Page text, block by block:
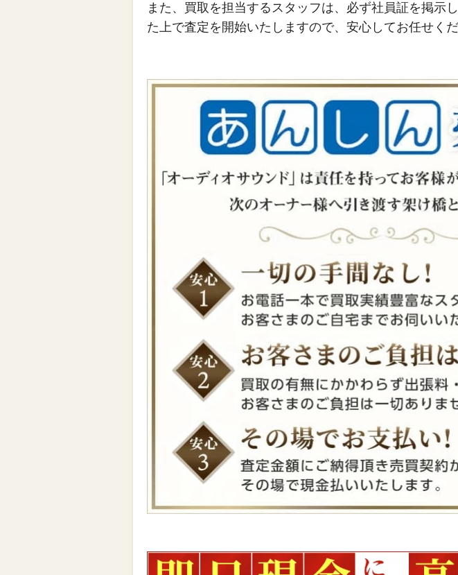
また、買取を担当するスタッフは、必ず社員証を掲示
た上で査定を開始いたしますので、安心してお任せくだ